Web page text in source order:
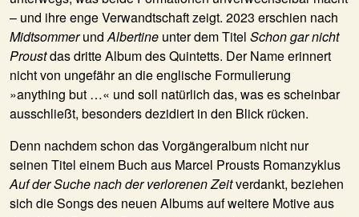
– und ihre enge Verwandtschaft zeigt. 2023 erschien nach
MidtsommerundAlbertine unter dem Titel Schon gar nicht
Proustdas dritte Album des Quintetts. Der Name erinnert
nicht von ungefähr an die englische Formulierung
»anything but …« und soll natürlich das, was es scheinbar
ausschließt, besonders dezidiert in den Blick rücken.
Denn nachdem schon das Vorgängeralbum nicht nur
seinen Titel einem Buch aus Marcel Prousts Romanzyklus
Auf der Suche nach der verlorenen Zeitverdankt, beziehen
sich die Songs des neuen Albums auf weitere Motive aus